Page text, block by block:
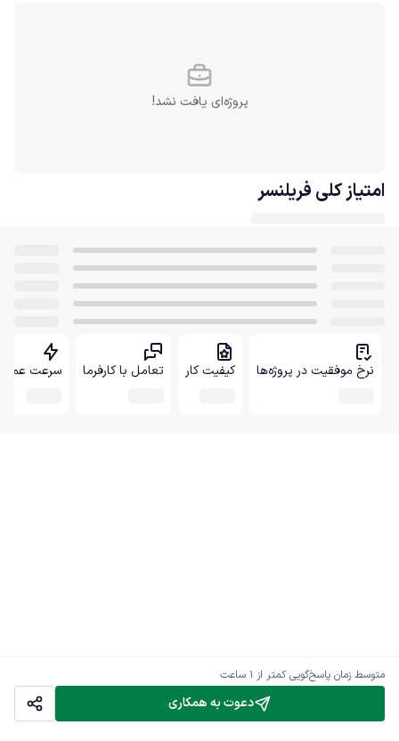
دعوت به همکاری
متوسط زمان پاسخ‌گویی کمتر از 1 ساعت
پروژه‌ای یافت نشد!
امتیاز کلی فریلنسر
نرخ موفقیت در پروژه‌ها کیفیت کار تعامل با کارفرما سرعت عمل